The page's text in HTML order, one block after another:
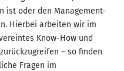
ist oder den Management-
Hierbei arbeiten wir im
Know-How und
– so finden
Fragen im